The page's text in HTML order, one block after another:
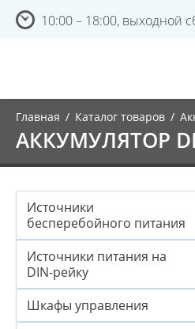
10:00 – 18:00, выходной
Главная / Каталог товаров /
АККУМУЛЯТОР
Источники
бесперебойного питания
Источники питания на
DIN-рейку
Шкафы управления